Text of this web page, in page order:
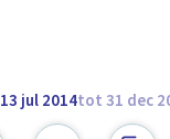
13 jul 2014tot 31 dec